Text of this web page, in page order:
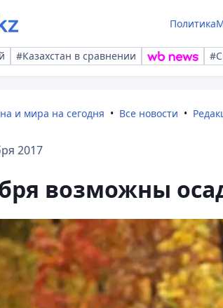
Политика
#Казахстан в сравнении
и мира на сегодня Все новости
2017
возможны